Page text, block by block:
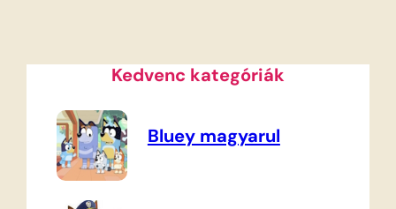
Kedvenc kategóriák
Bluey magyarul